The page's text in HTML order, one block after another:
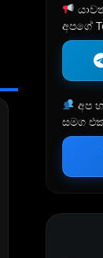
අපගේ
අප
සමග